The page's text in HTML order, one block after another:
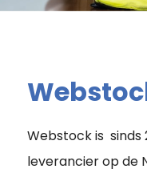
Webstock is sinds
leverancier op de